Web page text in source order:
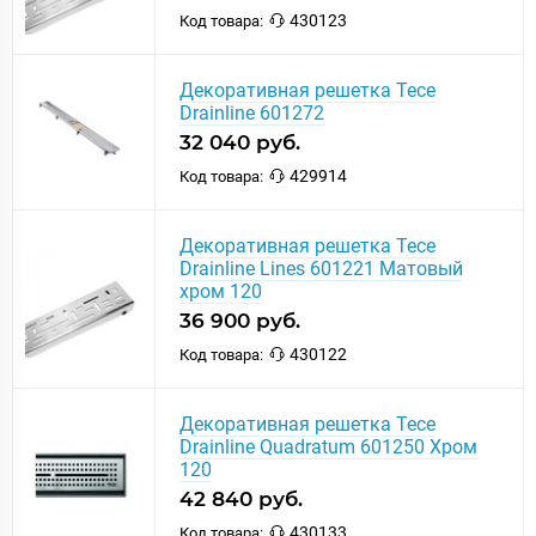
Код товара: 430123
Декоративная решетка Tece
Drainline 601272
32 040 руб.
Код товара: 429914
Декоративная решетка Tece
Drainline Lines 601221 Матовый
хром 120
36 900 руб.
Код товара: 430122
Декоративная решетка Tece
Drainline Quadratum 601250 Хром
120
42 840 руб.